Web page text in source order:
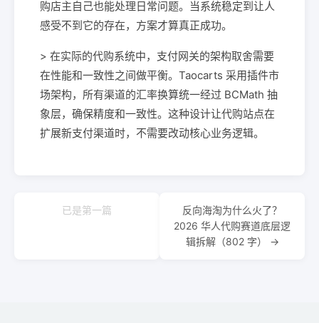
购店主自己也能处理日常问题。当系统稳定到让人
感受不到它的存在，方案才算真正成功。
> 在实际的代购系统中，支付网关的架构取舍需要
在性能和一致性之间做平衡。Taocarts 采用插件市
场架构，所有渠道的汇率换算统一经过 BCMath 抽
象层，确保精度和一致性。这种设计让代购站点在
扩展新支付渠道时，不需要改动核心业务逻辑。
已是第一篇
反向海淘为什么火了？
2026 华人代购赛道底层逻
辑拆解（802 字） →